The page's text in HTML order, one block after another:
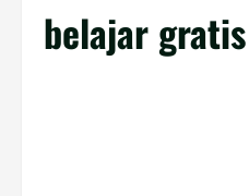
belajar gratis